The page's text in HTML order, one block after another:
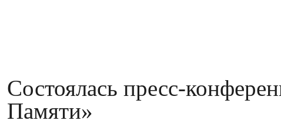
Cостоялась пресс-
Памяти»